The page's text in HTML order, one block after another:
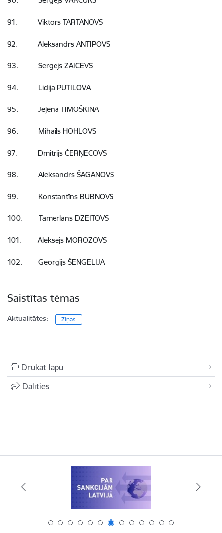
91. Viktors TARTANOVS
92. Aleksandrs ANTIPOVS
93. Sergejs ZAICEVS
94. Lidija PUTILOVA
95. Jeļena TIMOŠKINA
96. Mihails HOHLOVS
97. Dmitrijs ČERŅECOVS
98. Aleksandrs ŠAGANOVS
99. Konstantīns BUBNOVS
100. Tamerlans DZEITOVS
101. Aleksejs MOROZOVS
102. Georgijs ŠENGELIJA
Saistītas tēmas
Aktualitātes: Ziņas
Drukāt lapu
Dalīties